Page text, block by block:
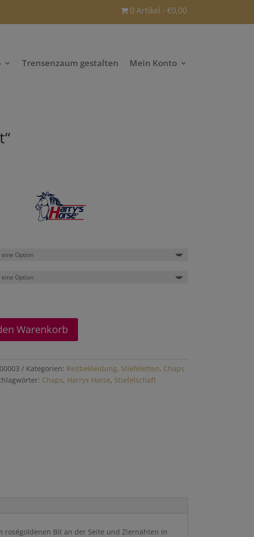
0 Artikel €0,00
Trensenzaum gestalten Mein Konto
Warenkorb
Kategorien: Reitbekleidung, Stiefeletten, Chaps
Chaps, Harrys Horse, Stiefelschaft
Bit an der Seite und Ziernähten in